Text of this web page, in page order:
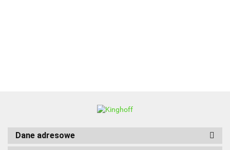
Dane adresowe